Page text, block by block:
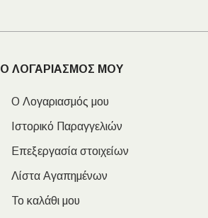
Ο ΛΟΓΑΡΙΑΣΜΟΣ ΜΟΥ
Ο Λογαριασμός μου
Ιστορικό Παραγγελιών
Επεξεργασία στοιχείων
Λίστα Αγαπημένων
Το καλάθι μου